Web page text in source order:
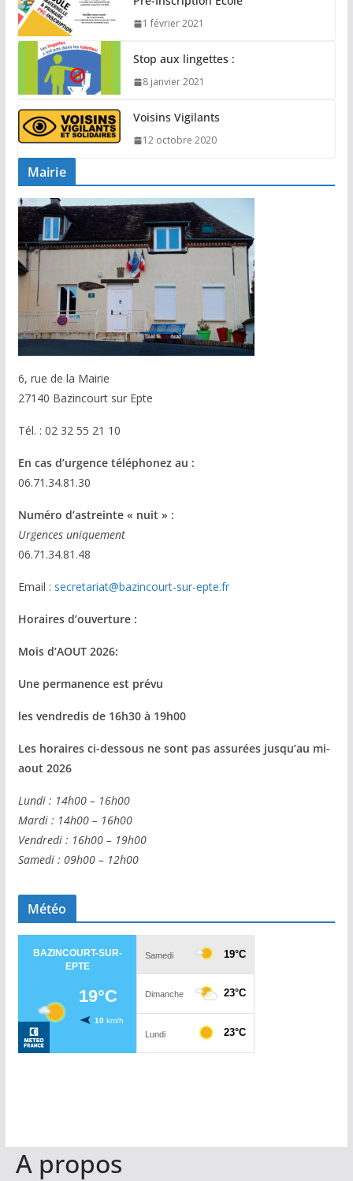
1 février 2021
Stop aux lingettes :
8 janvier 2021
Voisins Vigilants
12 octobre 2020
Mairie
6, rue de la Mairie
27140 Bazincourt sur Epte
Tél. : 02 32 55 21 10
En cas d’urgence téléphonez au :
06.71.34.81.30
Numéro d’astreinte « nuit » :
Urgences uniquement
06.71.34.81.48
Email : secretariat@bazincourt-sur-epte.fr
Horaires d’ouverture :
Mois d’AOUT 2026:
Une permanence est prévu
les vendredis de 16h30 à 19h00
Les horaires ci-dessous ne sont pas assurées jusqu’au mi-
aout 2026
Lundi : 14h00 – 16h00
Mardi : 14h00 – 16h00
Vendredi : 16h00 – 19h00
Samedi : 09h00 – 12h00
Météo
A propos